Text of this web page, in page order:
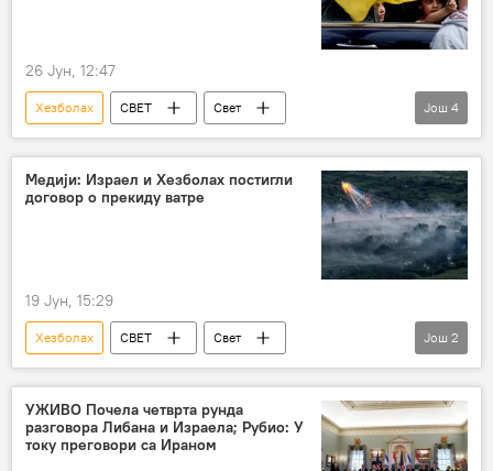
26 Јун, 12:47
Хезболах СВЕТ
Свет
Свет – политика
Сукоб на Блиском истоку
Израел
Либан
Још 4
Медији: Израел и Хезболах постигли
договор о прекиду ватре
19 Јун, 15:29
Хезболах СВЕТ
Свет
Сукоб на Блиском истоку
Израел
Још 2
УЖИВО Почела четврта рунда
разговора Либана и Израела; Рубио: У
току преговори са Ираном